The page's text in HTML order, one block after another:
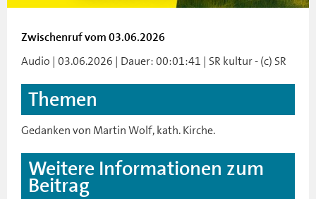
Zwischenruf vom 03.06.2026
Audio | 03.06.2026 | Dauer: 00:01:41 | SR kultur - (c) SR
Themen
Gedanken von Martin Wolf, kath. Kirche.
Weitere Informationen zum
Beitrag